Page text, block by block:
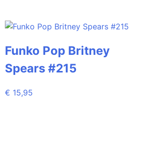
Funko Pop Britney
Spears #215
€ 15,95